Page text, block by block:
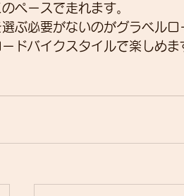
ペースで走れます。
ぶ必要がないのがグラベル
ドバイクスタイルで楽しめま